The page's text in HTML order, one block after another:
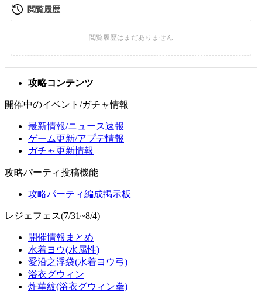
攻略コンテンツ
開催中のイベント/ガチャ情報
最新情報/ニュース速報
ゲーム更新/アプデ情報
ガチャ更新情報
攻略パーティ投稿機能
攻略パーティ編成掲示板
レジェフェス(7/31~8/4)
開催情報まとめ
水着ヨウ(水属性)
愛沿之浮袋(水着ヨウ弓)
浴衣グウィン
炸華紋(浴衣グウィン拳)